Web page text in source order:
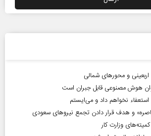
و محورهای شمالی
هوش مصنوعی قابل جبران است
نخواهم داد و می‌ایستم
و هدف قرار دادن تجمع نیروهای سعودی
وزارت کار